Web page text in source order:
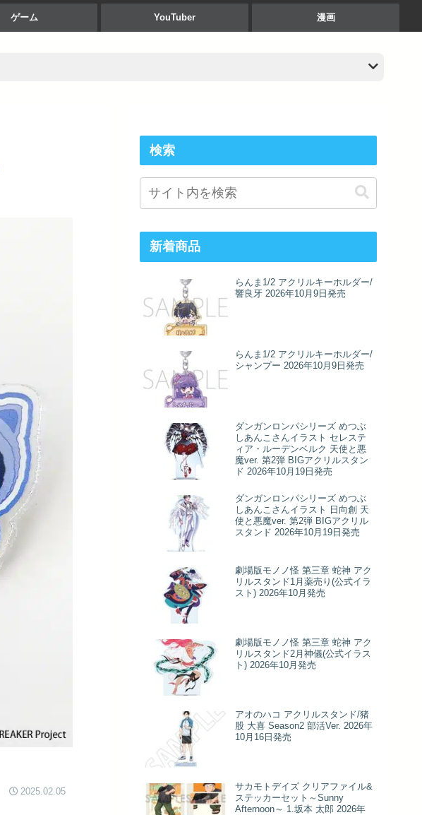
ゲーム YouTuber 漫画
2025.02.05
検索
新着商品
らんま1/2 アクリルキーホルダー/
響良牙 2026年10月9日発売
らんま1/2 アクリルキーホルダー/
シャンプー 2026年10月9日発売
ダンガンロンパシリーズ めつぶ
しあんこさんイラスト セレステ
ィア・ルーデンベルク 天使と悪
魔ver. 第2弾 BIGアクリルスタン
ド 2026年10月19日発売
ダンガンロンパシリーズ めつぶ
しあんこさんイラスト 日向創 天
使と悪魔ver. 第2弾 BIGアクリル
スタンド 2026年10月19日発売
劇場版モノノ怪 第三章 蛇神 アク
リルスタンド1月薬売り(公式イラ
スト) 2026年10月発売
劇場版モノノ怪 第三章 蛇神 アク
リルスタンド2月神儀(公式イラス
ト) 2026年10月発売
アオのハコ アクリルスタンド/猪
股 大喜 Season2 部活Ver. 2026年
10月16日発売
サカモトデイズ クリアファイル&
ステッカーセット～Sunny
Afternoon～ 1.坂本 太郎 2026年